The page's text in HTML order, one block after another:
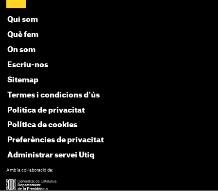
Qui som
Què fem
On som
Escriu-nos
Sitemap
Termes i condicions d'ús
Política de privacitat
Política de cookies
Preferències de privacitat
Administrar servei Utiq
Amb la col·laboració de: